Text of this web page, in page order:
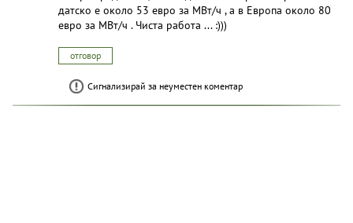
датско е около 53 евро за МВт/ч , а в Европа около 80
евро за МВт/ч . Чиста работа ... :)))
отговор
Сигнализирай за неуместен коментар